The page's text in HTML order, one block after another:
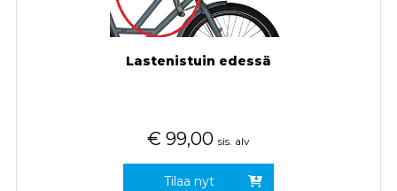
Lastenistuin edessä
€ 99,00 sis. alv
Tilaa nyt